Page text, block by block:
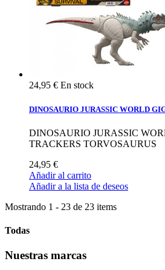
24,95 € En stock
DINOSAURIO JURASSIC WORLD
DINOSAURIO JURASSIC
TRACKERS TORVOSAURUS
24,95 €
Añadir al carrito
Añadir a la lista de deseos
Mostrando 1 - 23 de 23 items
Todas
Nuestras marcas